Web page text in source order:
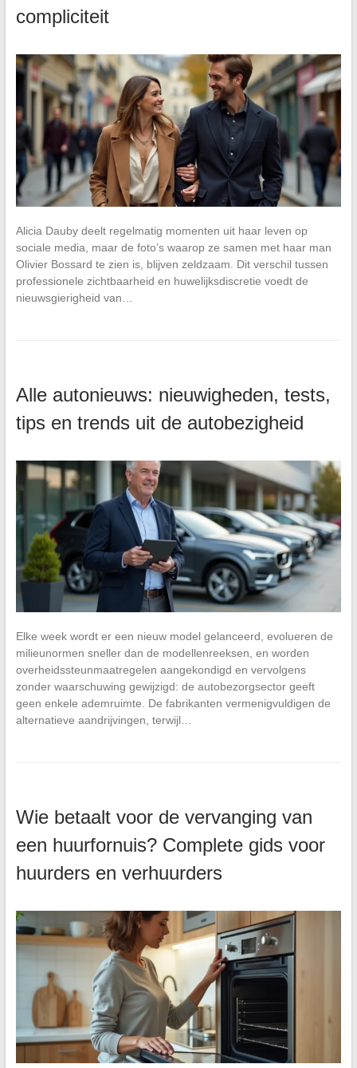
compliciteit
Alicia Dauby deelt regelmatig momenten uit haar leven op
sociale media, maar de foto’s waarop ze samen met haar man
Olivier Bossard te zien is, blijven zeldzaam. Dit verschil tussen
professionele zichtbaarheid en huwelijksdiscretie voedt de
nieuwsgierigheid van…
Alle autonieuws: nieuwigheden, tests,
tips en trends uit de autobezigheid
Elke week wordt er een nieuw model gelanceerd, evolueren de
milieunormen sneller dan de modellenreeksen, en worden
overheidssteunmaatregelen aangekondigd en vervolgens
zonder waarschuwing gewijzigd: de autobezorgsector geeft
geen enkele ademruimte. De fabrikanten vermenigvuldigen de
alternatieve aandrijvingen, terwijl…
Wie betaalt voor de vervanging van
een huurfornuis? Complete gids voor
huurders en verhuurders